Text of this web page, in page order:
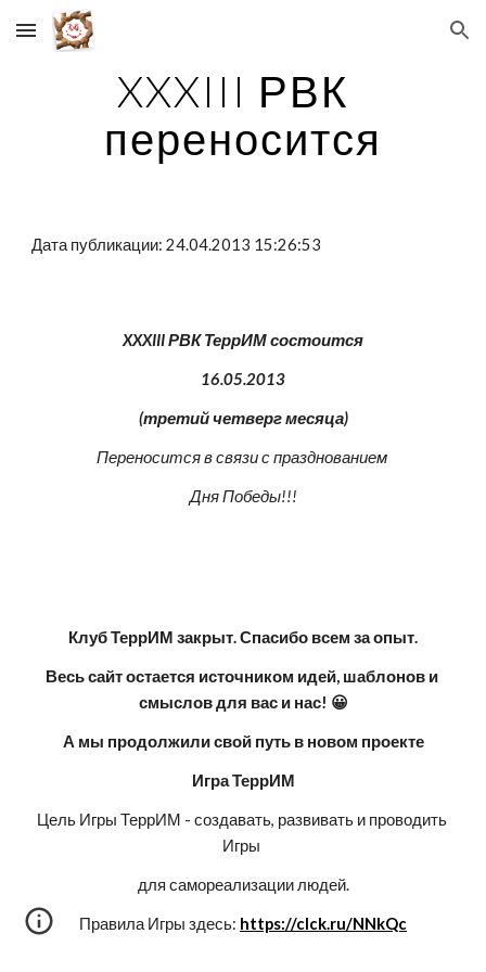
Skip to main content Skip to navigation
XXXIII РВК
переносится
Дата публикации: 24.04.2013 15:26:53
XXXIII РВК ТеррИМ состоится
16.05.2013
(третий четверг месяца)
Переносится в связи с празднованием
Дня Победы!!!
Клуб ТеррИМ закрыт. Спасибо всем за опыт.
Весь сайт остается источником идей, шаблонов и
смыслов для вас и нас! 😀
А мы продолжили свой путь в новом проекте
Игра ТеррИМ
Цель Игры ТеррИМ - создавать, развивать и проводить
Игры
для самореализации людей.
Правила Игры здесь: https://clck.ru/NNkQc